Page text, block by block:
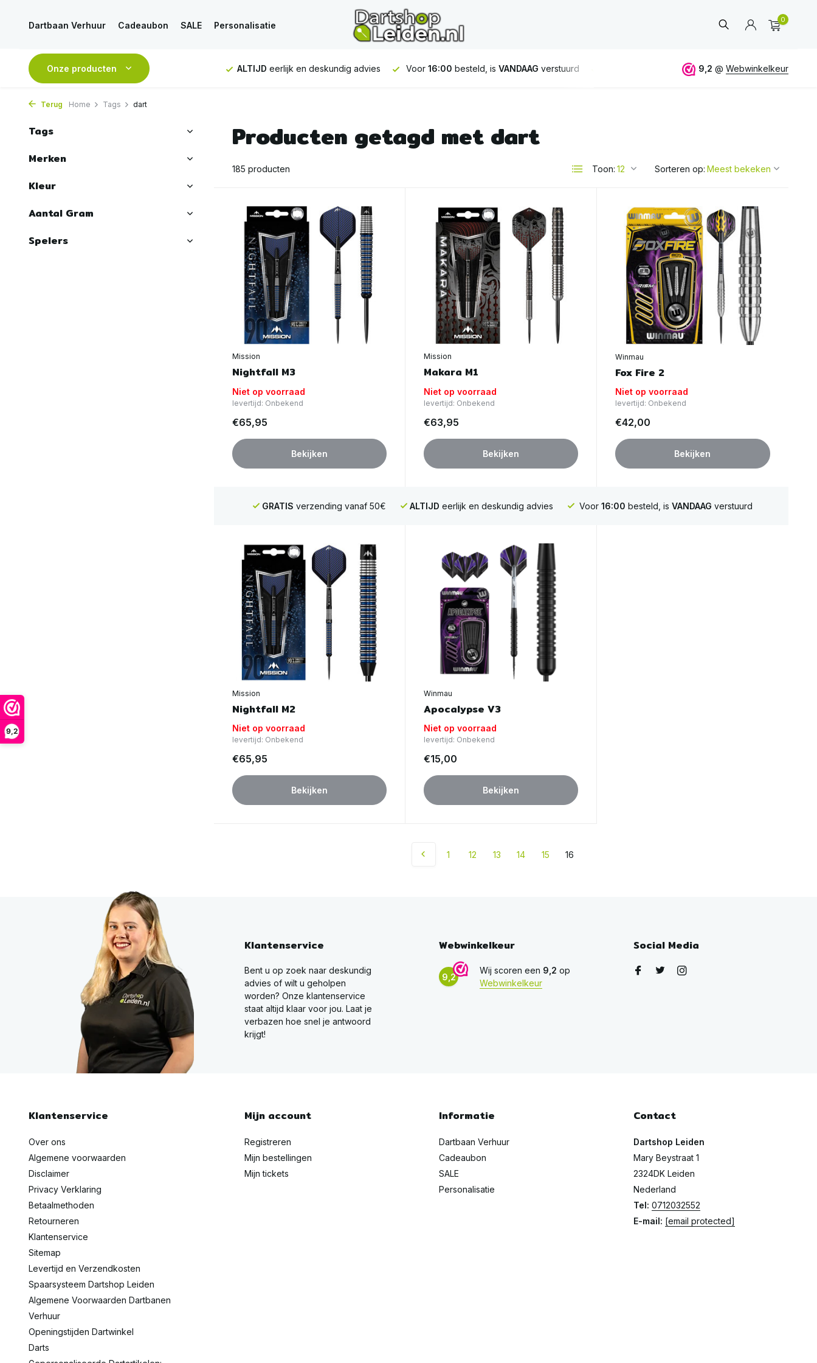
9,2
Dartbaan Verhuur Cadeaubon SALE Personalisatie
0
Onze producten
verstuurd GRATIS verzending vanaf 50€ ALTIJD eerlijk en deskundig advies Voor 16:00 besteld, is VANDAAG verstuurd verzending vanaf 50€ ALTIJDeerlijk
9,2 @ Webwinkelkeur
Terug Home Tags dart
Tags
Merken
Kleur
Aantal Gram
Spelers
Producten getagd met dart
185 producten Toon: Sorteren op:
Mission
Nightfall M3
Niet op voorraad
levertijd: Onbekend
€65,95
Bekijken
Mission
Makara M1
Niet op voorraad
levertijd: Onbekend
€63,95
Bekijken
Winmau
Fox Fire 2
Niet op voorraad
levertijd: Onbekend
€42,00
Bekijken
GRATIS verzending vanaf 50€ ALTIJD eerlijk en deskundig advies Voor 16:00 besteld, is VANDAAG verstuurd
Mission
Nightfall M2
Niet op voorraad
levertijd: Onbekend
€65,95
Bekijken
Winmau
Apocalypse V3
Niet op voorraad
levertijd: Onbekend
€15,00
Bekijken
1 12 13 14 15 16
Klantenservice
Bent u op zoek naar deskundig
advies of wilt u geholpen
worden? Onze klantenservice
staat altijd klaar voor jou. Laat je
verbazen hoe snel je antwoord
krijgt!
Webwinkelkeur
9,2
Wij scoren een 9,2 op
Webwinkelkeur
Social Media
Klantenservice
Over ons
Algemene voorwaarden
Disclaimer
Privacy Verklaring
Betaalmethoden
Retourneren
Klantenservice
Sitemap
Levertijd en Verzendkosten
Spaarsysteem Dartshop Leiden
Algemene Voorwaarden Dartbanen
Verhuur
Openingstijden Dartwinkel
Darts
Mijn account
Registreren
Mijn bestellingen
Mijn tickets
Informatie
Dartbaan Verhuur
Cadeaubon
SALE
Personalisatie
Contact
Dartshop Leiden
Mary Beystraat 1
2324DK Leiden
Nederland
Tel: 0712032552
E-mail: [email protected]